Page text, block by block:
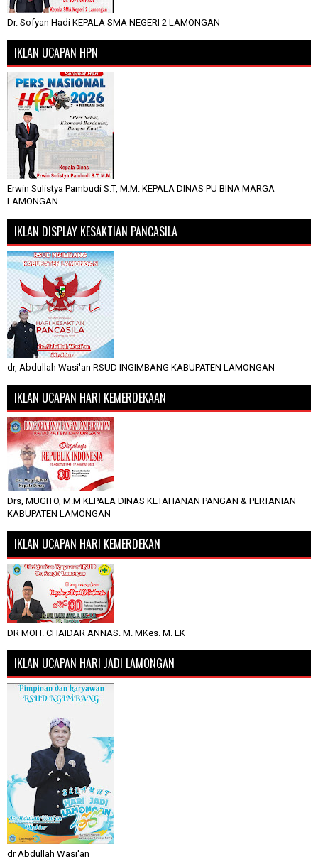
Dr. Sofyan Hadi KEPALA SMA NEGERI 2 LAMONGAN
IKLAN UCAPAN HPN
Erwin Sulistya Pambudi S.T, M.M. KEPALA DINAS PU BINA MARGA
LAMONGAN
IKLAN DISPLAY KESAKTIAN PANCASILA
dr, Abdullah Wasi'an RSUD INGIMBANG KABUPATEN LAMONGAN
IKLAN UCAPAN HARI KEMERDEKAAN
Drs, MUGITO, M.M KEPALA DINAS KETAHANAN PANGAN & PERTANIAN
KABUPATEN LAMONGAN
IKLAN UCAPAN HARI KEMERDEKAN
DR MOH. CHAIDAR ANNAS. M. MKes. M. EK
IKLAN UCAPAN HARI JADI LAMONGAN
dr Abdullah Wasi'an